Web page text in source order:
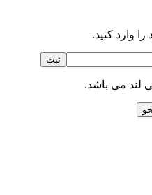
وارد کنید.
لند می باشد.